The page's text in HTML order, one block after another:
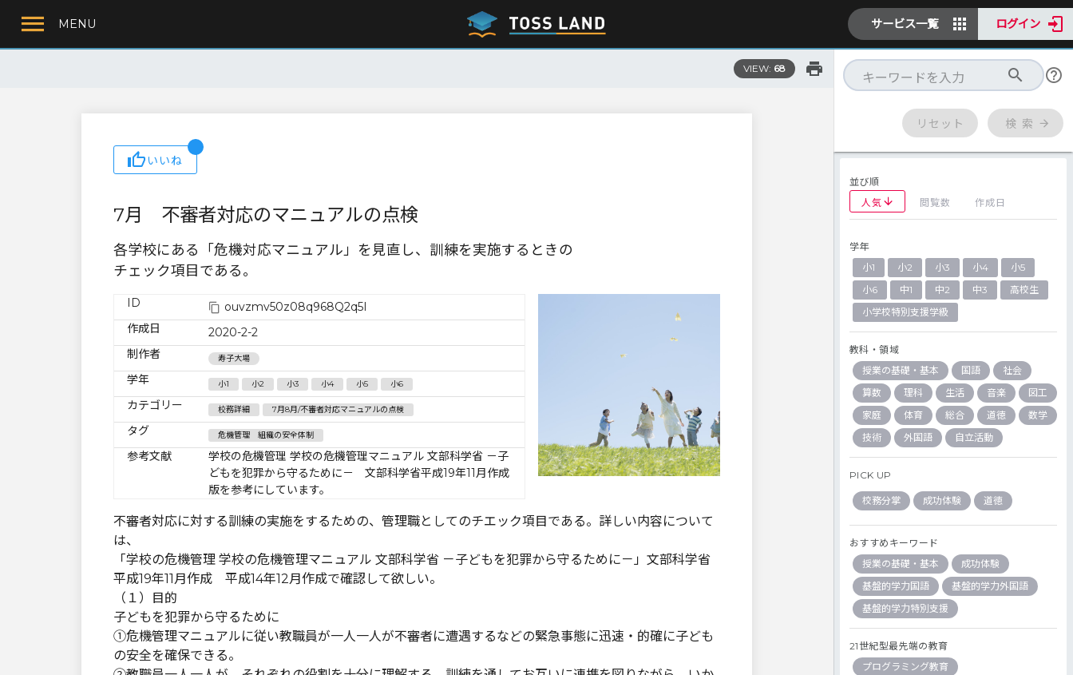
MENU サービス一覧 ログイン
VIEW: 68
いいね
7月 不審者対応のマニュアルの点検
各学校にある「危機対応マニュアル」を見直し、訓練を実施するときの
チェック項目である。
ID
ouvzmv50z08q968Q2q5I
作成日
2020-2-2
制作者
寿子大場
学年 小1 小2 小3 小4 小5 小6
カテゴリー 校務詳細 7月8月/不審者対応マニュアルの点検
タグ 危機管理 組織の安全体制
参考文献
学校の危機管理 学校の危機管理マニュアル 文部科学省 －子
どもを犯罪から守るために－ 文部科学省平成19年11月作成
版を参考にしています。
不審者対応に対する訓練の実施をするための、管理職としてのチエック項目である。詳しい内容について
は、
「学校の危機管理 学校の危機管理マニュアル 文部科学省 －子どもを犯罪から守るために－」文部科学省
平成19年11月作成 平成14年12月作成で確認して欲しい。
（１）目的
子どもを犯罪から守るために
①危機管理マニュアルに従い教職員が一人一人が不審者に遭遇するなどの緊急事態に迅速・的確に子ども
の安全を確保できる。
リセット 検 索
並び順
人気
閲覧数 作成日
学年
小1
小2 小3 小4
小5
小6
中1 中2 中3
高校生
小学校特別支援学級
教科・領域
授業の基礎・基本
国語
社会
算数
理科 生活 音楽
図工
家庭
体育 総合 道徳
数学
技術
外国語 自立活動
PICK UP
校務分掌 成功体験 道徳
おすすめキーワード
授業の基礎・基本
成功体験
基盤的学力国語
基盤的学力外国語
基盤的学力特別支援
21世紀型最先端の教育
プログラミング教育